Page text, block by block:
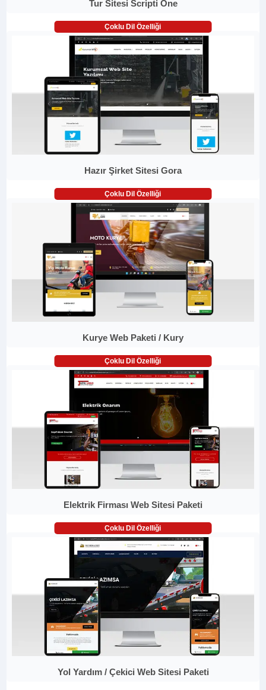
Tur Sitesi Scripti One
Çoklu Dil Özelliği
Hazır Şirket Sitesi Gora
Çoklu Dil Özelliği
Kurye Web Paketi / Kury
Çoklu Dil Özelliği
Elektrik Firması Web Sitesi Paketi
Çoklu Dil Özelliği
Yol Yardım / Çekici Web Sitesi Paketi